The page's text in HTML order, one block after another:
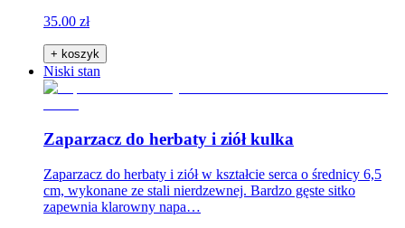
35.00 zł
+ koszyk
Niski stan
Zaparzacz do herbaty i ziół kulka
Zaparzacz do herbaty i ziół w kształcie serca o średnicy 6,5
cm, wykonane ze stali nierdzewnej. Bardzo gęste sitko
zapewnia klarowny napa…